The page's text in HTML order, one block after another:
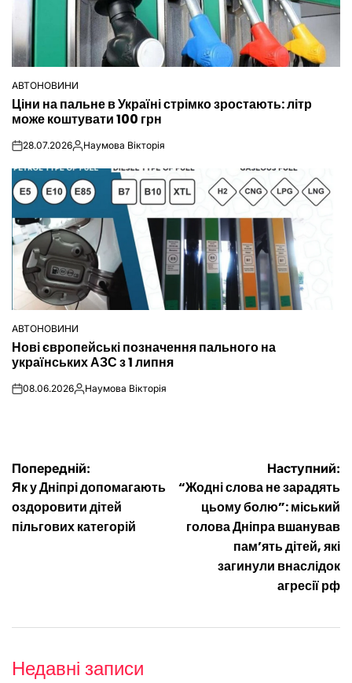
ОПУБЛІКУВАТИ
У
АВТОНОВИНИ
Ціни на пальне в Україні стрімко зростають: літр
може коштувати 100 грн
on28.07.2026Опубліковано
Наумова Вікторія
ОПУБЛІКУВАТИ
У
АВТОНОВИНИ
Нові європейські позначення пального на
українських АЗС з 1 липня
on08.06.2026Опубліковано
Наумова Вікторія
Навігація
записів
Попередній:
Як у Дніпрі допомагають
оздоровити дітей
пільгових категорій
Наступний:
“Жодні слова не зарадять
цьому болю”: міський
голова Дніпра вшанував
пам’ять дітей, які
загинули внаслідок
агресії рф
Недавні записи